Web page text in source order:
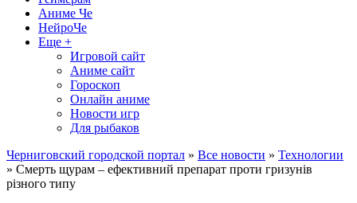
Аниме Че
НейроЧе
Еще +
Игровой сайт
Аниме сайт
Гороскоп
Онлайн аниме
Новости игр
Для рыбаков
Черниговский городской портал » Все новости » Технологии
» Смерть щурам – ефективний препарат проти гризунів
різного типу